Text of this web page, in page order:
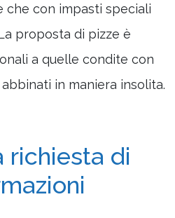
che con impasti speciali
proposta di pizze è
a quelle condite con
in maniera insolita.
richiesta di